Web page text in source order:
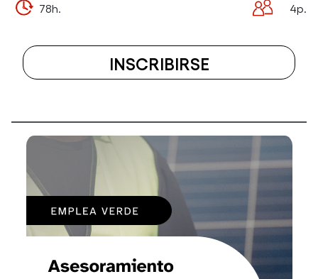
78h. 4p.
INSCRIBIRSE
A
CURSO
MÓDULO
(MF0493_3):
DE